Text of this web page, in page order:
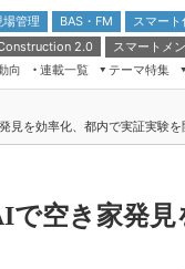
管理 BAS・FM
スマー
2.0
スマートメ
向 連載一覧
テーマ特集
業界の“ゲー
マートビル
りのミライ
際 建設・測量展
木・不動産の先端技術展－
を効率化、都内で実証実験を
で空き家発見